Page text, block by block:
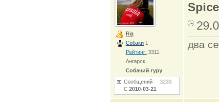
Ria
Собаки 1
Рейтинг: 3311
Ангарск
Собачий гуру
Сообщений 3233
С 2010-03-21
Spice
два